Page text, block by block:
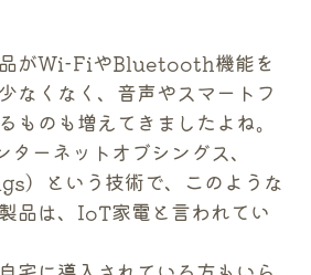
品がWi-FiやBluetooth機能を
なくなく、音声やスマートフ
ものも増えてきましたよね。
ーネットオブシングス、
という技術で、このような
品は、IoT家電と言われてい